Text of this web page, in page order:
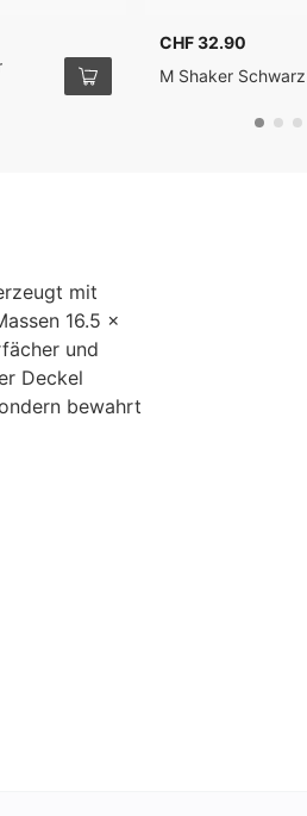
mit
16.5 x
und
Deckel
bewahrt
CHF 32.90
M Shaker Schwarz